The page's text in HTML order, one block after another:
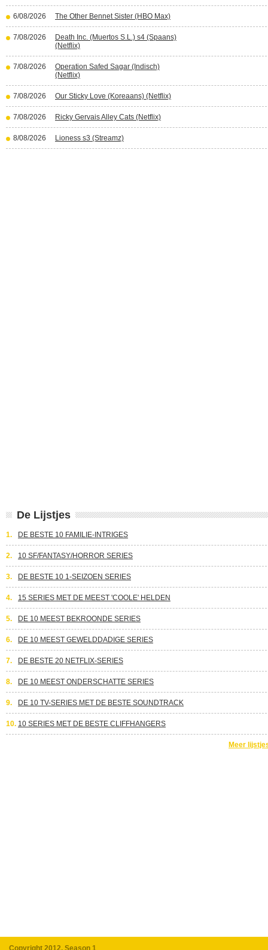
6/08/2026 The Other Bennet Sister (HBO Max)
7/08/2026
Death Inc. (Muertos S.L.) s4 (Spaans)
(Netflix)
7/08/2026
Operation Safed Sagar (Indisch)
(Netflix)
7/08/2026 Our Sticky Love (Koreaans) (Netflix)
7/08/2026 Ricky Gervais Alley Cats (Netflix)
8/08/2026 Lioness s3 (Streamz)
De Lijstjes
1. DE BESTE 10 FAMILIE-INTRIGES
2. 10 SF/FANTASY/HORROR SERIES
3. DE BESTE 10 1-SEIZOEN SERIES
4. 15 SERIES MET DE MEEST 'COOLE' HELDEN
5. DE 10 MEEST BEKROONDE SERIES
6. DE 10 MEEST GEWELDDADIGE SERIES
7. DE BESTE 20 NETFLIX-SERIES
8. DE 10 MEEST ONDERSCHATTE SERIES
9. DE 10 TV-SERIES MET DE BESTE SOUNDTRACK
10. 10 SERIES MET DE BESTE CLIFFHANGERS
Meer
Copyright 2012, Season 1